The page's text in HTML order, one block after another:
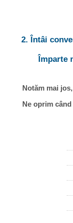
2. Întâi
Împarte
Notăm mai
Ne oprim